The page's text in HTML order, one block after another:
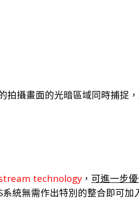
拍攝畫面的光暗區域同時捕捉
technology ， 可進一步
系統無需作出特別的整合即可加